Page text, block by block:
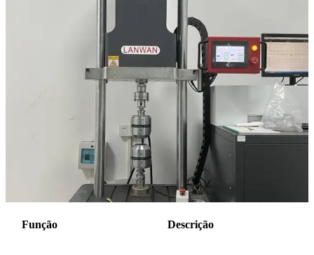
Função Descrição